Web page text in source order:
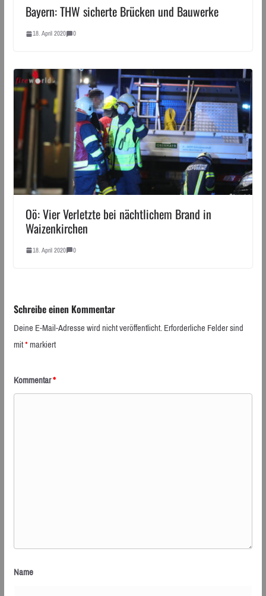
Bayern: THW sicherte Brücken und Bauwerke
18. April 2020 0
Oö: Vier Verletzte bei nächtlichem Brand in
Waizenkirchen
18. April 2020 0
Schreibe einen Kommentar
Deine E-Mail-Adresse wird nicht veröffentlicht.Erforderliche Felder sind
mit*markiert
Kommentar*
Name